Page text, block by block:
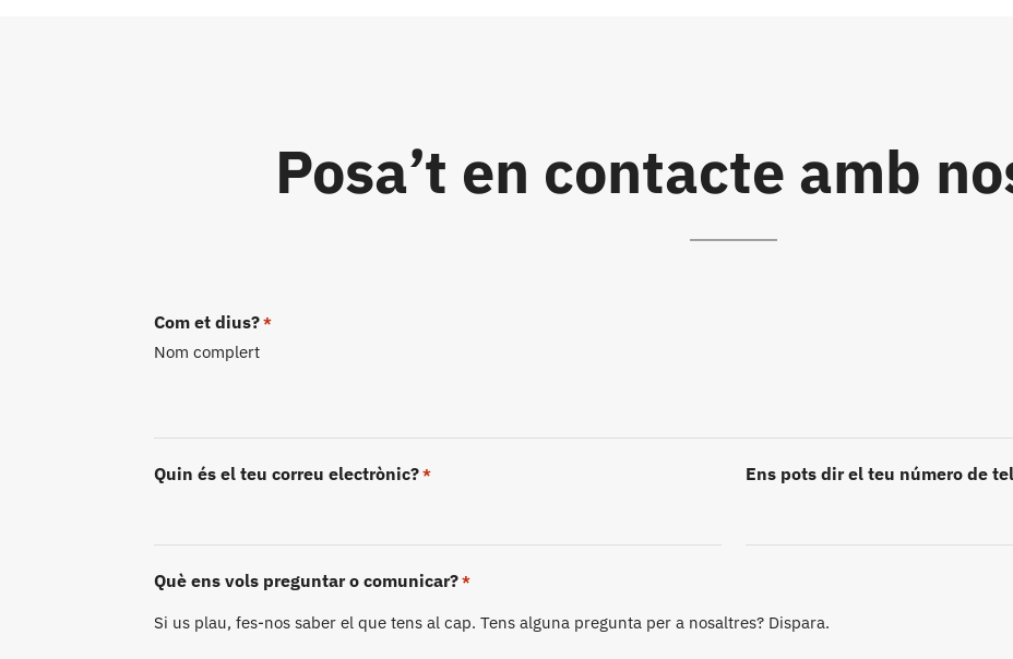
Posa’t en contacte amb
Com et dius? *
Nom complert
Quin és el teu correu electrònic? * Ens pots dir el teu número de
Què ens vols preguntar o comunicar? *
Si us plau, fes-nos saber el que tens al cap. Tens alguna pregunta per a nosaltres? Dispara.